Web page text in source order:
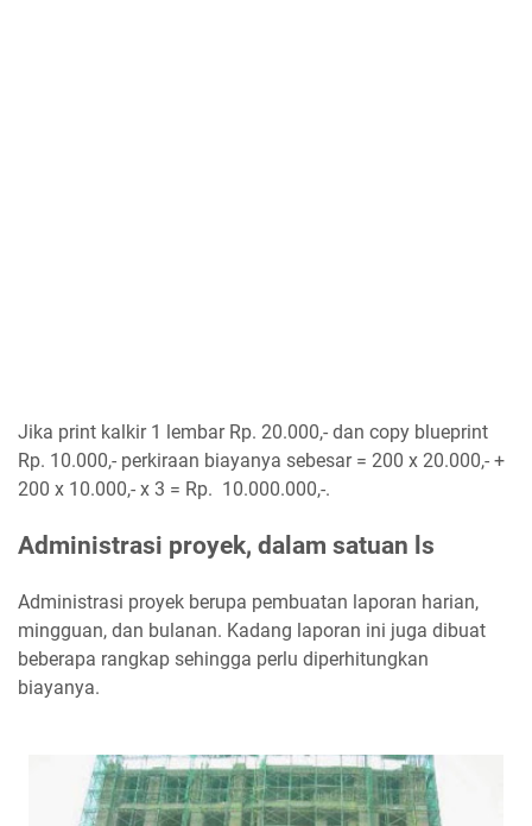
Jika print kalkir 1 lembar Rp. 20.000,- dan copy blueprint
Rp. 10.000,- perkiraan biayanya sebesar = 200 x 20.000,- +
200 x 10.000,- x 3 = Rp. 10.000.000,-.
Administrasi proyek, dalam satuan ls
Administrasi proyek berupa pembuatan laporan harian,
mingguan, dan bulanan. Kadang laporan ini juga dibuat
beberapa rangkap sehingga perlu diperhitungkan
biayanya.